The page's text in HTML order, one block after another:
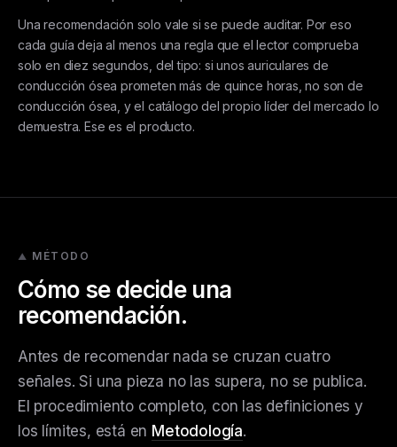
Una recomendación solo vale si se puede auditar. Por eso
cada guía deja al menos una regla que el lector comprueba
solo en diez segundos, del tipo: si unos auriculares de
conducción ósea prometen más de quince horas, no son de
conducción ósea, y el catálogo del propio líder del mercado lo
demuestra. Ese es el producto.
MÉTODO
Cómo se decide una
recomendación.
Antes de recomendar nada se cruzan cuatro
señales. Si una pieza no las supera, no se publica.
El procedimiento completo, con las definiciones y
los límites, está en Metodología.